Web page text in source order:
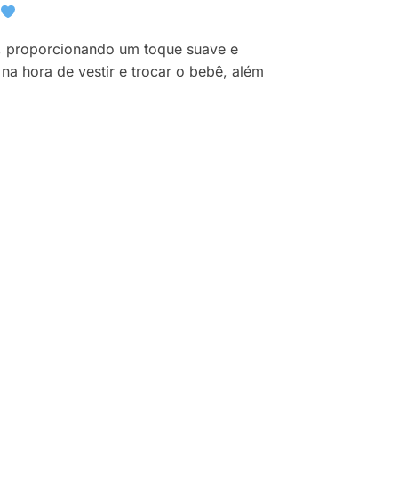
um toque suave e
hora de vestir e trocar o bebê, além